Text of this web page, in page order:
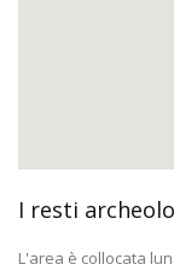
I resti
L'area è collocata